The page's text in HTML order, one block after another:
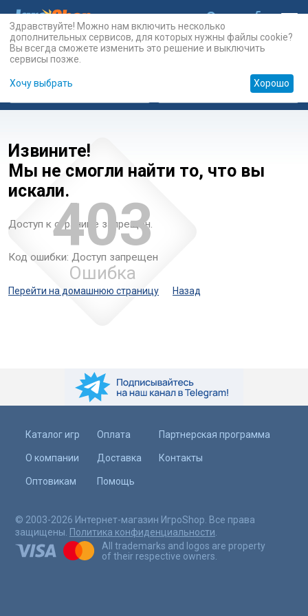
Карты Prepaid
403
Ошибка
Извините!
Мы не смогли найти то, что вы
искали.
Доступ к странице запрещен.
Код ошибки: Доступ запрещен
Перейти на домашнюю страницу Назад
Каталог игр
О компании
Оптовикам
Оплата
Доставка
Помощь
Партнерская программа
Контакты
© 2003-2026 Интернет-магазин ИгроShop. Все права
защищены. Политика конфиденциальности
All trademarks and logos are property
of their respective owners.
Здравствуйте! Можно нам включить несколько
дополнительных сервисов, для которых нужны файлы cookie?
Вы всегда сможете изменить это решение и выключить
сервисы позже.
Хочу выбрать Хорошо